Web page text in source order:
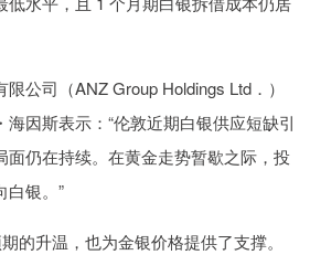
司（ANZ Group Holdings Ltd．）
因斯表示：“伦敦近期白银供应短缺引
面仍在持续。在黄金走势暂歇之际，投
白银。”
升温，也为金银价格提供了支撑。